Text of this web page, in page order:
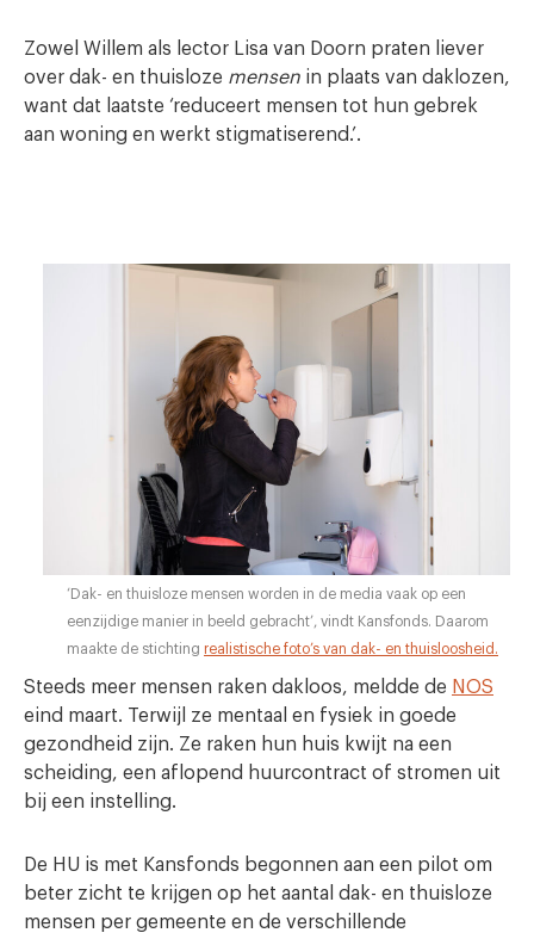
Zowel Willem als lector Lisa van Doorn praten liever
over dak- en thuisloze mensen in plaats van daklozen,
want dat laatste ‘reduceert mensen tot hun gebrek
aan woning en werkt stigmatiserend.’.
‘Dak- en thuisloze mensen worden in de media vaak op een
eenzijdige manier in beeld gebracht’, vindt Kansfonds. Daarom
maakte de stichting realistische foto’s van dak- en thuisloosheid.
Steeds meer mensen raken dakloos, meldde de NOS
eind maart. Terwijl ze mentaal en fysiek in goede
gezondheid zijn. Ze raken hun huis kwijt na een
scheiding, een aflopend huurcontract of stromen uit
bij een instelling.
De HU is met Kansfonds begonnen aan een pilot om
beter zicht te krijgen op het aantal dak- en thuisloze
mensen per gemeente en de verschillende